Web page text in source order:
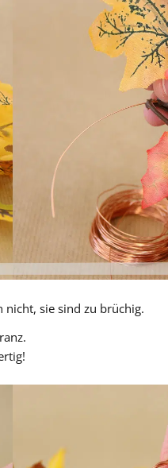
nicht, sie sind zu brüchig.